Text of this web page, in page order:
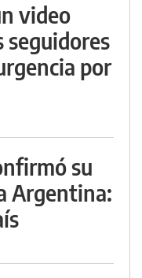
video
seguidores
por
su
Argentina: